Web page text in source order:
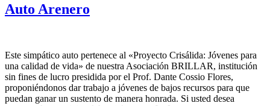
Auto Arenero
Este simpático auto pertenece al «Proyecto Crisálida: Jóvenes para
una calidad de vida» de nuestra Asociación BRILLAR, institución
sin fines de lucro presidida por el Prof. Dante Cossio Flores,
proponiéndonos dar trabajo a jóvenes de bajos recursos para que
puedan ganar un sustento de manera honrada. Si usted desea